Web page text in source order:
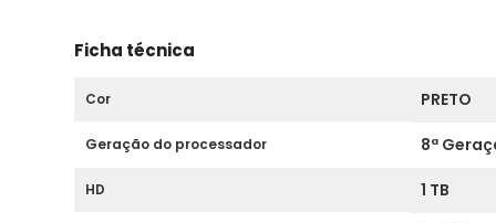
Ficha técnica
Cor PRETO
Geração do processador 8ª
HD 1 TB